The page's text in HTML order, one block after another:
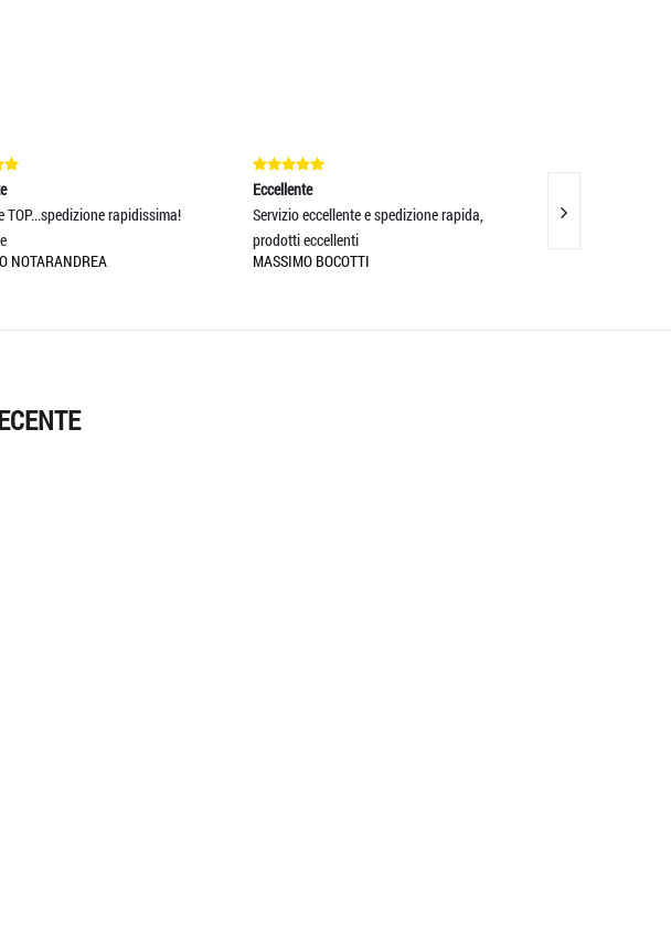
TOP...spedizione rapidissima!
NOTARANDREA
Eccellente
Servizio eccellente e spedizione rapida,
prodotti eccellenti
MASSIMO BOCOTTI
L'oggetto